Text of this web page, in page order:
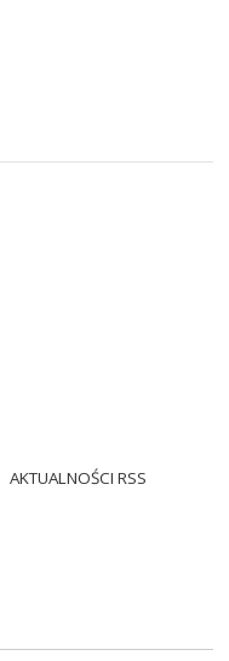
AKTUALNOŚCI RSS